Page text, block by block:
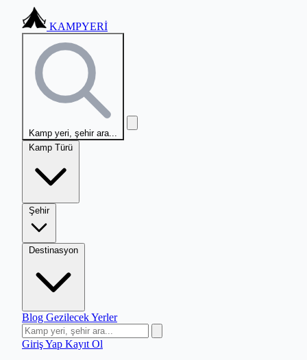
KAMPYERİ
Kamp yeri, şehir ara...
Kamp Türü
Şehir
Destinasyon
Blog Gezilecek Yerler
Giriş Yap Kayıt Ol